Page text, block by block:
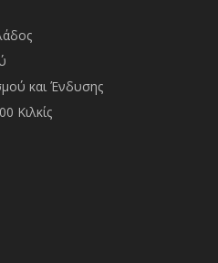
και Ένδυσης
Κιλκίς